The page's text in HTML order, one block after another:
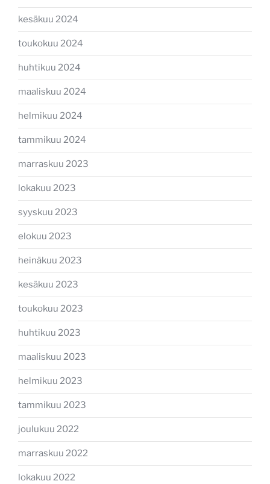
kesäkuu 2024
toukokuu 2024
huhtikuu 2024
maaliskuu 2024
helmikuu 2024
tammikuu 2024
marraskuu 2023
lokakuu 2023
syyskuu 2023
elokuu 2023
heinäkuu 2023
kesäkuu 2023
toukokuu 2023
huhtikuu 2023
maaliskuu 2023
helmikuu 2023
tammikuu 2023
joulukuu 2022
marraskuu 2022
lokakuu 2022